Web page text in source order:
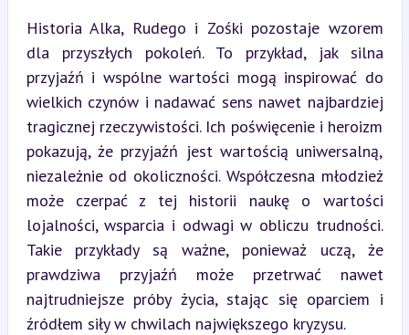
Historia Alka, Rudego i Zośki pozostaje wzorem
dla przyszłych pokoleń. To przykład, jak silna
przyjaźń i wspólne wartości mogą inspirować do
wielkich czynów i nadawać sens nawet najbardziej
tragicznej rzeczywistości. Ich poświęcenie i heroizm
pokazują, że przyjaźń jest wartością uniwersalną,
niezależnie od okoliczności. Współczesna młodzież
może czerpać z tej historii naukę o wartości
lojalności, wsparcia i odwagi w obliczu trudności.
Takie przykłady są ważne, ponieważ uczą, że
prawdziwa przyjaźń może przetrwać nawet
najtrudniejsze próby życia, stając się oparciem i
źródłem siły w chwilach największego kryzysu.